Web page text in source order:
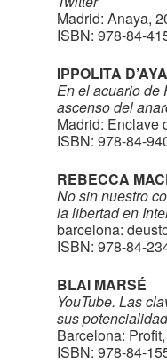
Madrid: Anaya,
ISBN: 978-84-
IPPOLITA
En el acuario de
ascenso del
Madrid: Enclave
ISBN: 978-84-
REBECCA
No sin nuestro
la libertad en
barcelona:
ISBN: 978-84-
BLAI MARSÉ
YouTube. Las
sus
Barcelona:
ISBN: 978-84-